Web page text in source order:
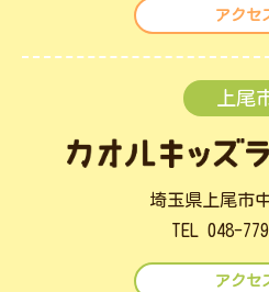
アクセ
上尾
埼玉県上尾市
TEL 048-
アクセ